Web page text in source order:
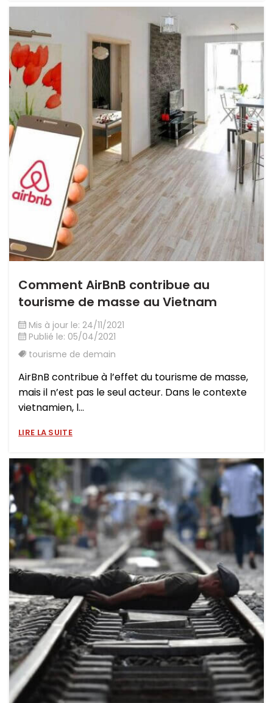
Comment AirBnB contribue au
tourisme de masse au Vietnam
Mis à jour le: 24/11/2021
Publié le: 05/04/2021
tourisme de demain
AirBnB contribue à l’effet du tourisme de masse,
mais il n’est pas le seul acteur. Dans le contexte
vietnamien, l...
LIRE LA SUITE